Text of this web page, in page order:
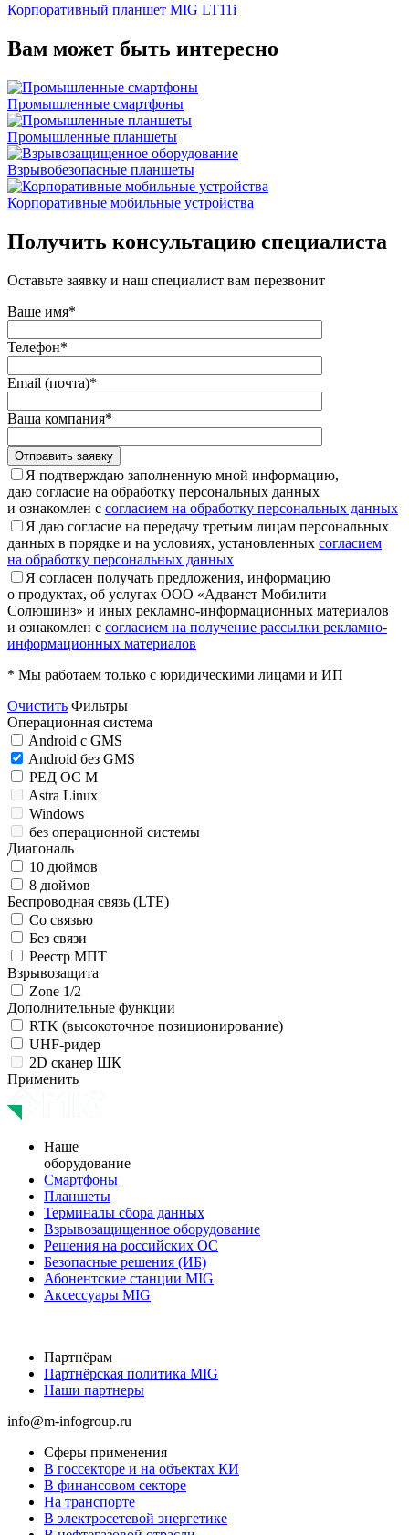
Корпоративный планшет MIG LT11i
Вам может быть интересно
Промышленные смартфоны
Промышленные планшеты
Взрывобезопасные планшеты
Корпоративные мобильные устройства
Получить консультацию специалиста
Оставьте заявку и наш специалист вам перезвонит
Ваше имя*
Телефон*
Email (почта)*
Ваша компания*
Отправить заявку
Я подтверждаю заполненную мной информацию,
даю согласие на обработку персональных данных
и ознакомлен с согласием на обработку персональных данных
Я даю согласие на передачу третьим лицам персональных
данных в порядке и на условиях, установленных согласием
на обработку персональных данных
Я согласен получать предложения, информацию
о продуктах, об услугах ООО «Адванст Мобилити
Солюшинз» и иных рекламно-информационных материалов
и ознакомлен с согласием на получение рассылки рекламно-
информационных материалов
* Мы работаем только с юридическими лицами и ИП
Очистить Фильтры
Операционная система
Android c GMS
Android без GMS
РЕД ОС М
Astra Linux
Windows
без операционной системы
Диагональ
10 дюймов
8 дюймов
Беспроводная связь (LTE)
Со связью
Без связи
Реестр МПТ
Взрывозащита
Zone 1/2
Дополнительные функции
RTK (высокоточное позиционирование)
UHF-ридер
2D сканер ШК
Применить
Наше
оборудование
Смартфоны
Планшеты
Терминалы сбора данных
Взрывозащищенное оборудование
Решения на российских ОС
Безопасные решения (ИБ)
Абонентские станции MIG
Аксессуары MIG
Партнёрам
Партнёрская политика MIG
Наши партнеры
info@m-infogroup.ru
Сферы применения
В госсекторе и на объектах КИ
В финансовом секторе
На транспорте
В электросетевой энергетике